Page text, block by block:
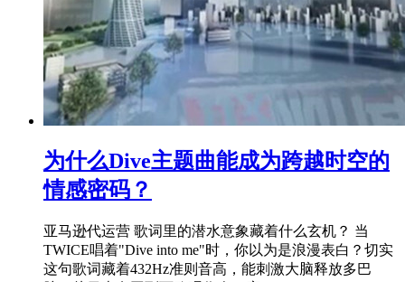
为什么Dive主题曲能成为跨越时空的
情感密码？
亚马逊代运营 歌词里的潜水意象藏着什么玄机？ 当
TWICE唱着"Dive into me"时，你以为是浪漫表白？切实
这句歌词藏着432Hz准则音高，能刺激大脑释放多巴